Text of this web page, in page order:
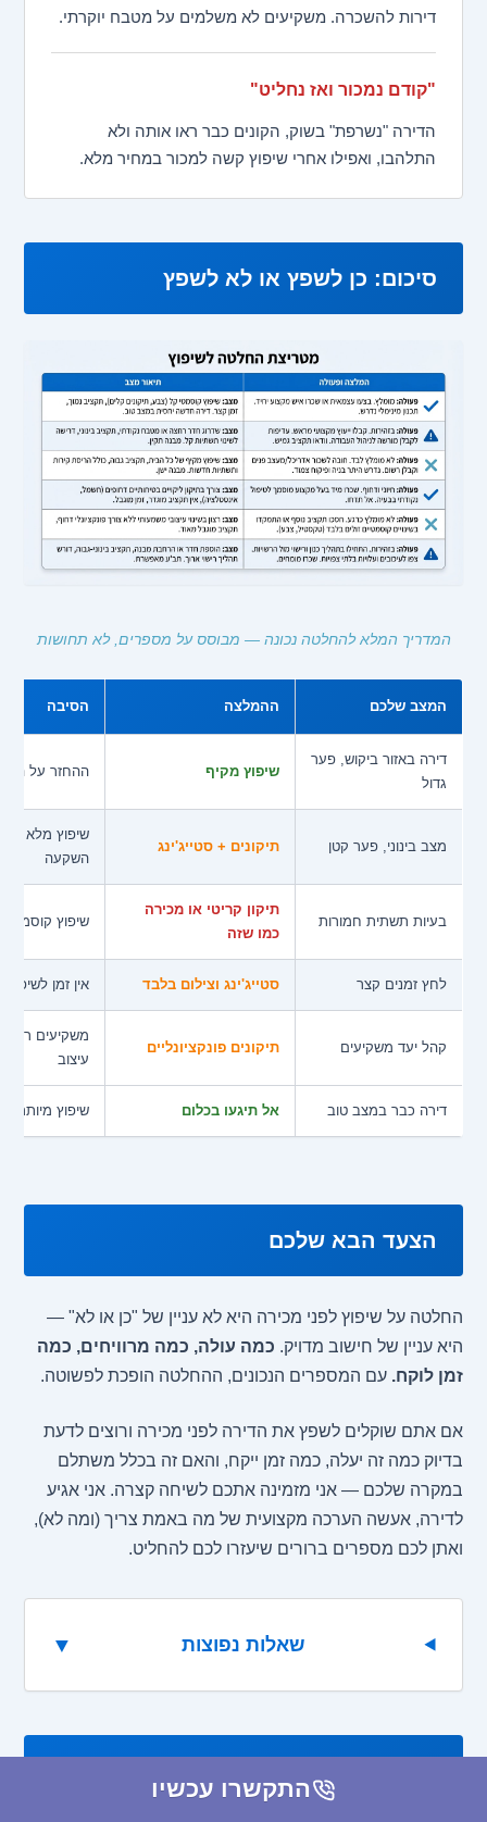
דירות להשכרה. משקיעים לא משלמים על מטבח יוקרתי.
"קודם נמכור ואז נחליט"
הדירה "נשרפת" בשוק, הקונים כבר ראו אותה ולא
התלהבו, ואפילו אחרי שיפוץ קשה למכור במחיר מלא.
סיכום: כן לשפץ או לא לשפץ
המדריך המלא להחלטה נכונה — מבוסס על מספרים, לא תחושות
המצב שלכם ההמלצה הסיבה
דירה באזור ביקוש, פער
גדול
שיפוץ מקיף ההחזר על
מצב בינוני, פער קטן תיקונים + סטייג'ינג
שיפוץ מלא לא
השקעה
בעיות תשתית חמורות
תיקון קריטי או מכירה
כמו שזה
שיפוץ קוסמטי
לחץ זמנים קצר סטייג'ינג וצילום בלבד אין זמן
קהל יעד משקיעים תיקונים פונקציונליים
משקיעים
עיצוב
דירה כבר במצב טוב אל תיגעו בכלום שיפוץ מיותר
הצעד הבא שלכם
החלטה על שיפוץ לפני מכירה היא לא עניין של "כן או לא" —
היא עניין של חישוב מדויק. כמה עולה, כמה מרוויחים, כמה
זמן לוקח. עם המספרים הנכונים, ההחלטה הופכת לפשוטה.
אם אתם שוקלים לשפץ את הדירה לפני מכירה ורוצים לדעת
בדיוק כמה זה יעלה, כמה זמן ייקח, והאם זה בכלל משתלם
במקרה שלכם — אני מזמינה אתכם לשיחה קצרה. אני אגיע
לדירה, אעשה הערכה מקצועית של מה באמת צריך (ומה לא),
ואתן לכם מספרים ברורים שיעזרו לכם להחליט.
שאלות נפוצות ▼
בסוף, זו הדירה שלכם והכסף שלכם
התקשרו עכשיו